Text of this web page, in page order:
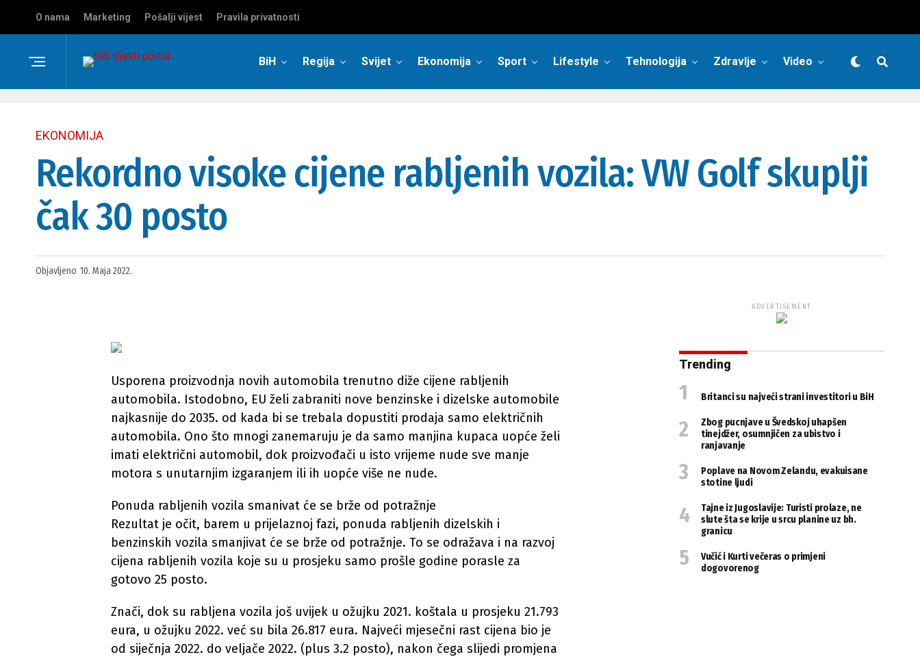
O nama Marketing Pošalji vijest Pravila privatnosti
BiH Regija Svijet Ekonomija Sport Lifestyle Tehnologija Zdravlje Video
EKONOMIJA
Rekordno visoke cijene rabljenih vozila: VW Golf skuplji
čak 30 posto
Objavljeno 10. Maja 2022.
Usporena proizvodnja novih automobila trenutno diže cijene rabljenih
automobila. Istodobno, EU želi zabraniti nove benzinske i dizelske automobile
najkasnije do 2035. od kada bi se trebala dopustiti prodaja samo električnih
automobila. Ono što mnogi zanemaruju je da samo manjina kupaca uopće želi
imati električni automobil, dok proizvođači u isto vrijeme nude sve manje
motora s unutarnjim izgaranjem ili ih uopće više ne nude.
Ponuda rabljenih vozila smanivat će se brže od potražnje
Rezultat je očit, barem u prijelaznoj fazi, ponuda rabljenih dizelskih i
benzinskih vozila smanjivat će se brže od potražnje. To se odražava i na razvoj
cijena rabljenih vozila koje su u prosjeku samo prošle godine porasle za
gotovo 25 posto.
Znači, dok su rabljena vozila još uvijek u ožujku 2021. koštala u prosjeku 21.793
eura, u ožujku 2022. već su bila 26.817 eura. Najveći mjesečni rast cijena bio je
od siječnja 2022. do veljače 2022. (plus 3.2 posto), nakon čega slijedi promjena
ADVERTISEMENT
Trending
Britanci su najveći strani investitori u BiH
Zbog pucnjave u Švedskoj uhapšen
tinejdžer, osumnjičen za ubistvo i
ranjavanje
Poplave na Novom Zelandu, evakuisane
stotine ljudi
Tajne iz Jugoslavije: Turisti prolaze, ne
slute šta se krije u srcu planine uz bh.
granicu
Vučić i Kurti večeras o primjeni
dogovorenog